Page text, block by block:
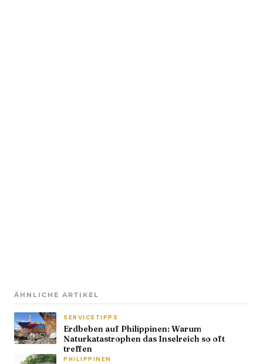
ÄHNLICHE ARTIKEL
SERVICETIPPS
Erdbeben auf Philippinen: Warum
Naturkatastrophen das Inselreich so oft
treffen
PHILIPPINEN